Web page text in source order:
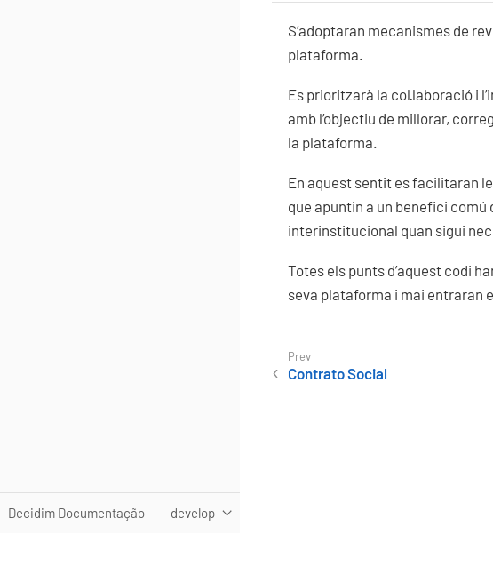
Decidim Documentação develop
S’adoptaran mecanismes de
plataforma.
Es prioritzarà la col·laboració i
amb l’objectiu de millorar,
la plataforma.
En aquest sentit es facilitaran
que apuntin a un benefici
interinstitucional quan sigui
Totes els punts d’aquest codi
seva plataforma i mai entraran
Contrato Social